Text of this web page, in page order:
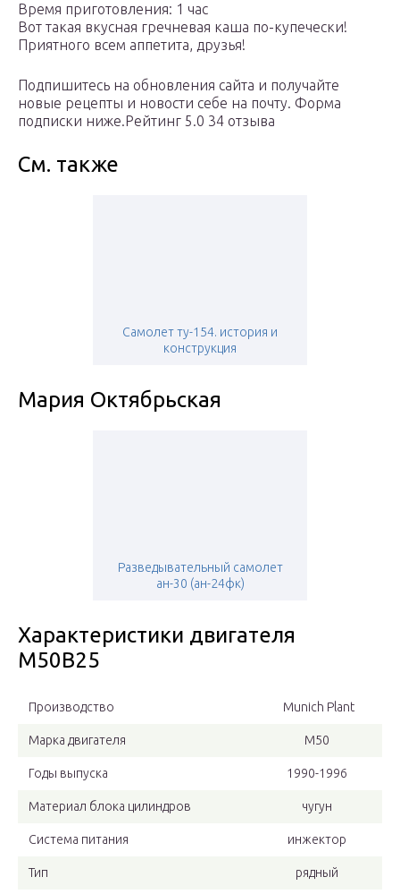
Время приготовления: 1 час
Вот такая вкусная гречневая каша по-купечески!
Приятного всем аппетита, друзья!
Подпишитесь на обновления сайта и получайте
новые рецепты и новости себе на почту. Форма
подписки ниже.Рейтинг 5.0 34 отзыва
См. также
Самолет ту-154. история и
конструкция
Мария Октябрьская
Разведывательный самолет
ан-30 (ан-24фк)
Характеристики двигателя
М50В25
Производство Munich Plant
Марка двигателя М50
Годы выпуска 1990-1996
Материал блока цилиндров чугун
Система питания инжектор
Тип рядный